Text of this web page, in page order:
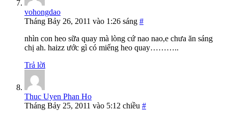
vohongdao
Tháng Bảy 26, 2011 vào 1:26 sáng #
nhìn con heo sữa quay mà lòng cứ nao nao,e chưa ăn sáng
chị ah. haizz ước gì có miếng heo quay………..
Trả lời
Thuc Uyen Phan Ho
Tháng Bảy 25, 2011 vào 5:12 chiều #